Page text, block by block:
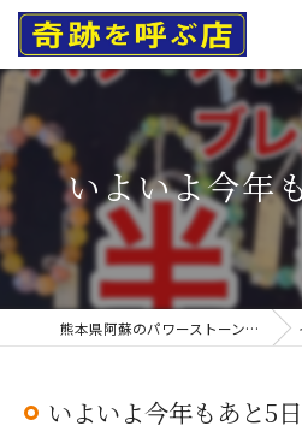
いよいよ今年
熊本県阿蘇のパワーストーンなら奇跡を呼ぶ店
いよいよ今年もあと5日